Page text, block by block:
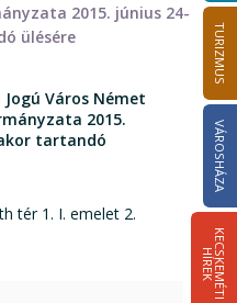
TURIZMUS
VÁROSHÁZA
K
E
C
S
K
E
M
É
T
I
HÍ
R
E
K
2015. június 24-
ülésére
Jogú Város Német
2015.
tartandó
tér 1. I. emelet 2.